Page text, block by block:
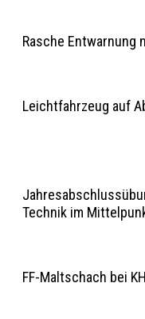
Rasche Entwarnung
Leichtfahrzeug auf
Technik im
FF-Maltschach bei